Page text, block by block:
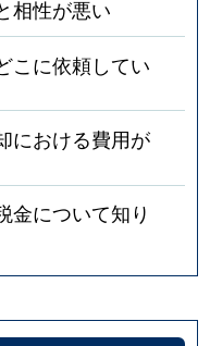
相性が悪い
こに依頼してい
における費用が
金について知り